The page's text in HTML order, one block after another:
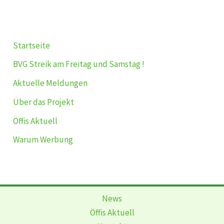
Startseite
BVG Streik am Freitag und Samstag !
Aktuelle Meldungen
Über das Projekt
Öffis Aktuell
Warum Werbung
News
Öffis Aktuell